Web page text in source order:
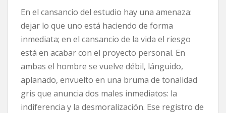
En el cansancio del estudio hay una amenaza:
dejar lo que uno está haciendo de forma
inmediata; en el cansancio de la vida el riesgo
está en acabar con el proyecto personal. En
ambas el hombre se vuelve débil, lánguido,
aplanado, envuelto en una bruma de tonalidad
gris que anuncia dos males inmediatos: la
indiferencia y la desmoralización. Ese registro de